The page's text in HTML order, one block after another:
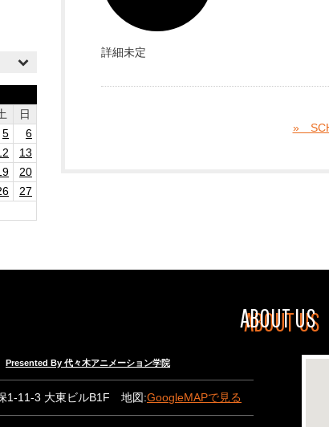
日
5
6
13
20
27
詳細未定
»
ABOUT US
Presented By 代々木アニメーション学院
1-11-3 大東ビルB1F 地図:GoogleMAPで見る